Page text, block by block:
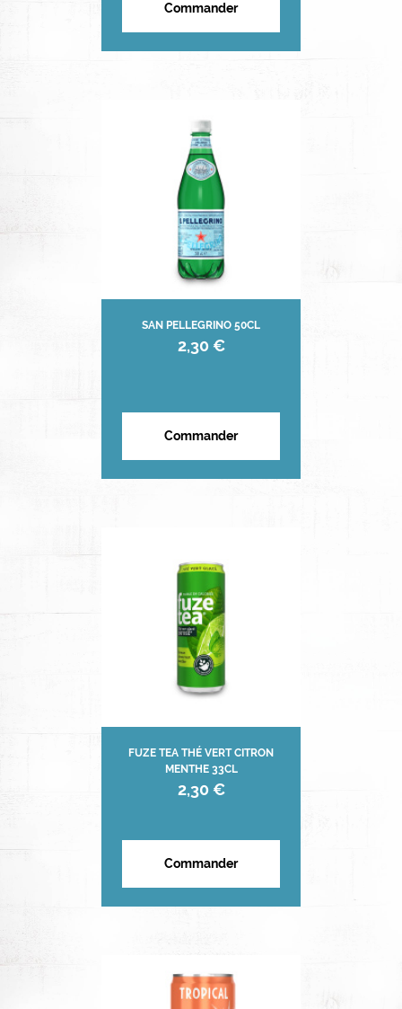
Commander
SAN PELLEGRINO 50CL
2,30 €
Commander
FUZE TEA THÉ VERT CITRON
MENTHE 33CL
2,30 €
Commander